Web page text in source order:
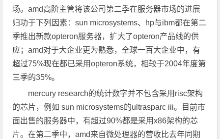
场。amd高阶主管将该公司第二季在服务器市场的进展
归功于下列因素：sun microsystems、hp与ibm都在第二
季推出新款opteron服务器，扩大了opteron产品线的供
应；amd对于大企业更为熟悉，全球一百大企业中，有
超过75%现在都已采用opteron系统，相较于2004年度第
三季的35%。
mercury research的统计数字并不包含采用risc架构
的芯片，例如 sun microsystems的ultrasparc iii。目前市
面出售的服务器中，有超过90%都是采用x86架构的芯
片。在第二季中，amd来自微处理器的营收比去年同期